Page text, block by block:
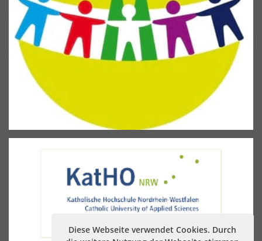
Diese Webseite verwendet Cookies. Durch